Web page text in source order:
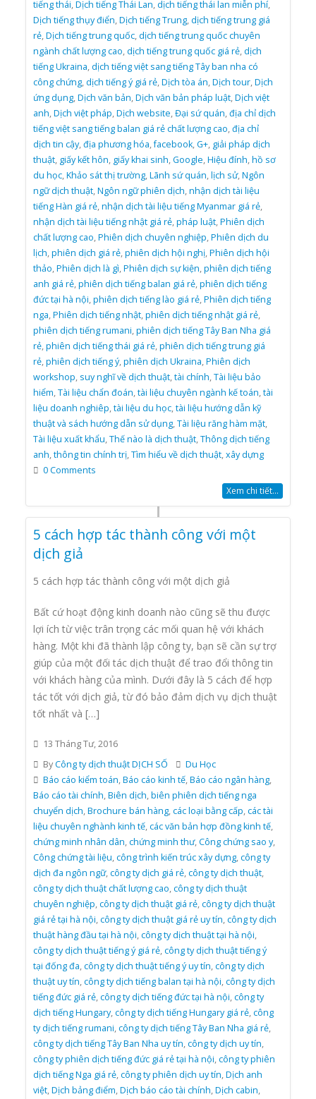
tiếng thái,Dịch tiếng Thái Lan,dịch tiếng thái lan miễn phí,
Dịch tiếng thụy điển,Dịch tiếng Trung,dịch tiếng trung giá
rẻ,Dịch tiếng trung quốc,dịch tiếng trung quốc chuyên
ngành chất lượng cao,dịch tiếng trung quốc giá rẻ,dịch
tiếng Ukraina,dịch tiếng việt sang tiếng Tây ban nha có
công chứng,dịch tiếng ý giá rẻ,Dịch tòa án,Dịch tour,Dịch
ứng dụng,Dịch văn bản,Dịch văn bản pháp luật,Dịch việt
anh,Dịch việt pháp,Dịch website,Đại sứ quán,địa chỉ dịch
tiếng việt sang tiếng balan giá rẻ chất lượng cao,địa chỉ
dịch tin cậy,địa phương hóa,facebook,G+, giải pháp dịch
thuật, giấy kết hôn, giấy khai sinh,Google,Hiệu đính,hồ sơ
du học,Khảo sát thị trường,Lãnh sứ quán,lịch sử,Ngôn
ngữ dịch thuật,Ngôn ngữ phiên dịch,nhận dịch tài liệu
tiếng Hàn giá rẻ,nhận dịch tài liệu tiếng Myanmar giá rẻ,
nhận dịch tài liệu tiếng nhật giá rẻ,pháp luật,Phiên dịch
chất lượng cao,Phiên dịch chuyên nghiệp,Phiên dịch du
lịch,phiên dịch giá rẻ,phiên dịch hội nghị,Phiên dịch hội
thảo,Phiên dịch là gì,Phiên dịch sự kiện,phiên dịch tiếng
anh giá rẻ,phiên dịch tiếng balan giá rẻ,phiên dịch tiếng
đức tại hà nội,phiên dịch tiếng lào giá rẻ,Phiên dịch tiếng
nga,Phiên dịch tiếng nhật,phiên dịch tiếng nhật giá rẻ,
phiên dịch tiếng rumani,phiên dịch tiếng Tây Ban Nha giá
rẻ,phiên dịch tiếng thái giá rẻ,phiên dịch tiếng trung giá
rẻ,phiên dịch tiếng ý,phiên dịch Ukraina,Phiên dịch
workshop, suy nghĩ về dịch thuật,tài chính,Tài liệu bảo
hiểm,Tài liệu chẩn đoán,tài liệu chuyên ngành kế toán,tài
liệu doanh nghiêp,tài liệu du học,tài liệu hướng dẫn kỹ
thuật và sách hướng dẫn sử dụng,Tài liệu răng hàm mặt,
Tài liệu xuất khẩu,Thế nào là dịch thuật,Thông dịch tiếng
anh,thông tin chính trị,Tìm hiểu về dịch thuật,xây dựng
0 Comments
Xem chi tiết...
5 cách hợp tác thành công với một
dịch giả
5 cách hợp tác thành công với một dịch giả
Bất cứ hoạt động kinh doanh nào cũng sẽ thu được
lợi ích từ việc trân trọng các mối quan hệ với khách
hàng. Một khi đã thành lập công ty, bạn sẽ cần sự trợ
giúp của một đối tác dịch thuật để trao đổi thông tin
với khách hàng của mình. Dưới đây là 5 cách để hợp
tác tốt với dịch giả, từ đó bảo đảm dịch vụ dịch thuật
tốt nhất và […]
13 Tháng Tư, 2016
ByCông ty dịch thuật DỊCH SỐ
Du Học
Báo cáo kiểm toán,Báo cáo kinh tế,Báo cáo ngân hàng,
Báo cáo tài chính,Biên dịch,biên phiên dịch tiếng nga
chuyển dịch,Brochure bán hàng,các loại bằng cấp,các tài
liệu chuyên nghành kinh tế,các văn bản hợp đồng kinh tế,
chứng minh nhân dân,chứng minh thư,Công chứng sao y,
Công chứng tài liệu,công trình kiến trúc xây dựng,công ty
dịch đa ngôn ngữ,công ty dịch giá rẻ,công ty dịch thuật,
công ty dịch thuật chất lượng cao,công ty dịch thuật
chuyên nghiệp,công ty dịch thuật giá rẻ,công ty dịch thuật
giá rẻ tại hà nội,công ty dịch thuật giá rẻ uy tín,công ty dịch
thuật hàng đầu tại hà nội,công ty dịch thuật tại hà nội,
công ty dịch thuật tiếng ý giá rẻ,công ty dịch thuật tiếng ý
tại đống đa,công ty dịch thuật tiếng ý uy tín,công ty dịch
thuật uy tín,công ty dịch tiếng balan tại hà nội,công ty dịch
tiếng đức giá rẻ,công ty dịch tiếng đức tại hà nội,công ty
dịch tiếng Hungary,công ty dịch tiếng Hungary giá rẻ,công
ty dịch tiếng rumani,công ty dịch tiếng Tây Ban Nha giá rẻ,
công ty dịch tiếng Tây Ban Nha uy tín,công ty dịch uy tín,
công ty phiên dịch tiếng đức giá rẻ tại hà nội,công ty phiên
dịch tiếng Nga giá rẻ,công ty phiên dịch uy tín,Dịch anh
việt,Dịch bảng điểm,Dịch báo cáo tài chính,Dịch cabin,